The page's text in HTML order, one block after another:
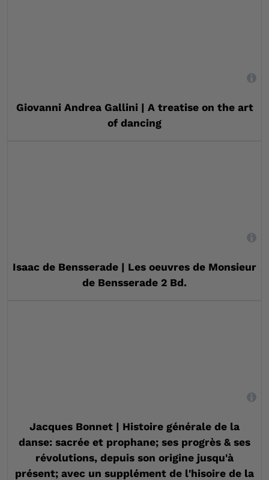
,
Giovanni Andrea Gallini | A treatise on the art
of dancing
,
Isaac de Bensserade | Les oeuvres de Monsieur
de Bensserade 2 Bd.
,
Jacques Bonnet | Histoire générale de la
danse: sacrée et prophane; ses progrès & ses
révolutions, depuis son origine jusqu'à
présent; avec un supplément de l'hisoire de la